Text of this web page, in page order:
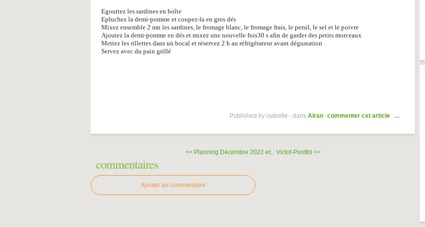
Egouttez les sardines en boîte
Epluchez la demi-pomme et coupez-la en gros dés
Mixez ensemble 2 mn les sardines, le fromage blanc, le fromage frais, le persil, le sel et le poivre
Ajoutez la demi-pomme en dés et mixez une nouvelle fois30 s afin de garder des petits morceaux
Mettez les rillettes dans un bocal et réservez 2 h au réfrigérateur avant dégustation
Servez avec du pain grillé
Published by isabelle - dans Airan commenter cet article …
<< Planning Décembre 2022 et... Victot-Pontfol >>
commentaires
Ajouter un commentaire